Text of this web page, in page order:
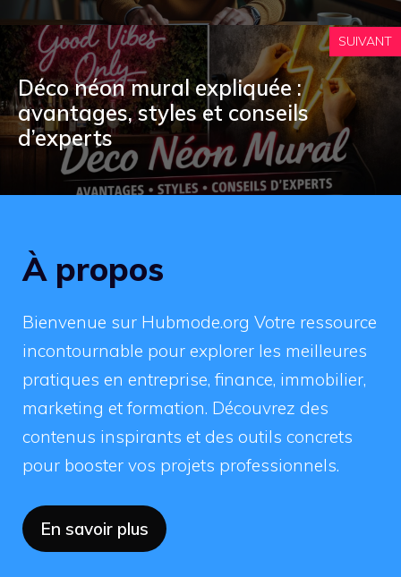
SUIVANT
Déco néon mural expliquée :
avantages, styles et conseils
d’experts
À propos
Bienvenue sur Hubmode.org Votre ressource
incontournable pour explorer les meilleures
pratiques en entreprise, finance, immobilier,
marketing et formation. Découvrez des
contenus inspirants et des outils concrets
pour booster vos projets professionnels.
En savoir plus